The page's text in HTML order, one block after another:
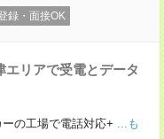
録・面接OK
エリアで受電とデータ
の工場で電話対応+ ...も